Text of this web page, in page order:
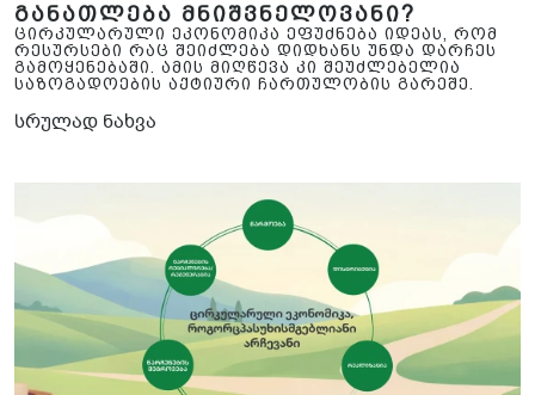
განათლება მნიშვნელოვანი?
ცირკულარული ეკონომიკა ეფუძნება იდეას, რომ
რესურსები რაც შეიძლება დიდხანს უნდა დარჩეს
გამოყენებაში. ამის მიღწევა კი შეუძლებელია
საზოგადოების აქტიური ჩართულობის გარეშე.
სრულად ნახვა